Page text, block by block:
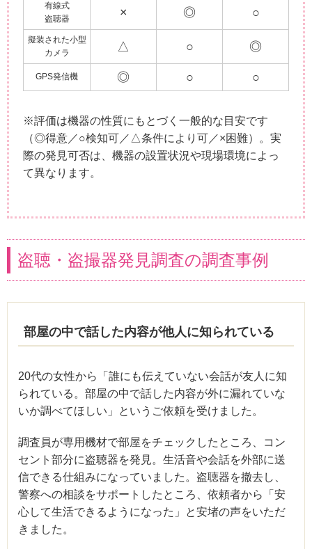
有線式
盗聴器
× ◎ ○
擬装された小型
カメラ
△ ○ ◎
GPS発信機 ◎ ○ ○
※評価は機器の性質にもとづく一般的な目安です
（◎得意／○検知可／△条件により可／×困難）。実
際の発見可否は、機器の設置状況や現場環境によっ
て異なります。
盗聴・盗撮器発見調査の調査事例
部屋の中で話した内容が他人に知られている
20代の女性から「誰にも伝えていない会話が友人に知
られている。部屋の中で話した内容が外に漏れていな
いか調べてほしい」というご依頼を受けました。
調査員が専用機材で部屋をチェックしたところ、コン
セント部分に盗聴器を発見。生活音や会話を外部に送
信できる仕組みになっていました。盗聴器を撤去し、
警察への相談をサポートしたところ、依頼者から「安
心して生活できるようになった」と安堵の声をいただ
きました。